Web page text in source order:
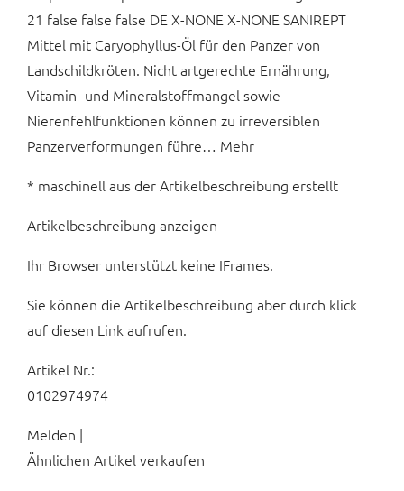
21 false false false DE X-NONE X-NONE SANIREPT
Mittel mit Caryophyllus-Öl für den Panzer von
Landschildkröten. Nicht artgerechte Ernährung,
Vitamin- und Mineralstoffmangel sowie
Nierenfehlfunktionen können zu irreversiblen
Panzerverformungen führe… Mehr
* maschinell aus der Artikelbeschreibung erstellt
Artikelbeschreibung anzeigen
Ihr Browser unterstützt keine IFrames.
Sie können die Artikelbeschreibung aber durch klick
auf diesen Link aufrufen.
Artikel Nr.:
0102974974
Melden |
Ähnlichen Artikel verkaufen